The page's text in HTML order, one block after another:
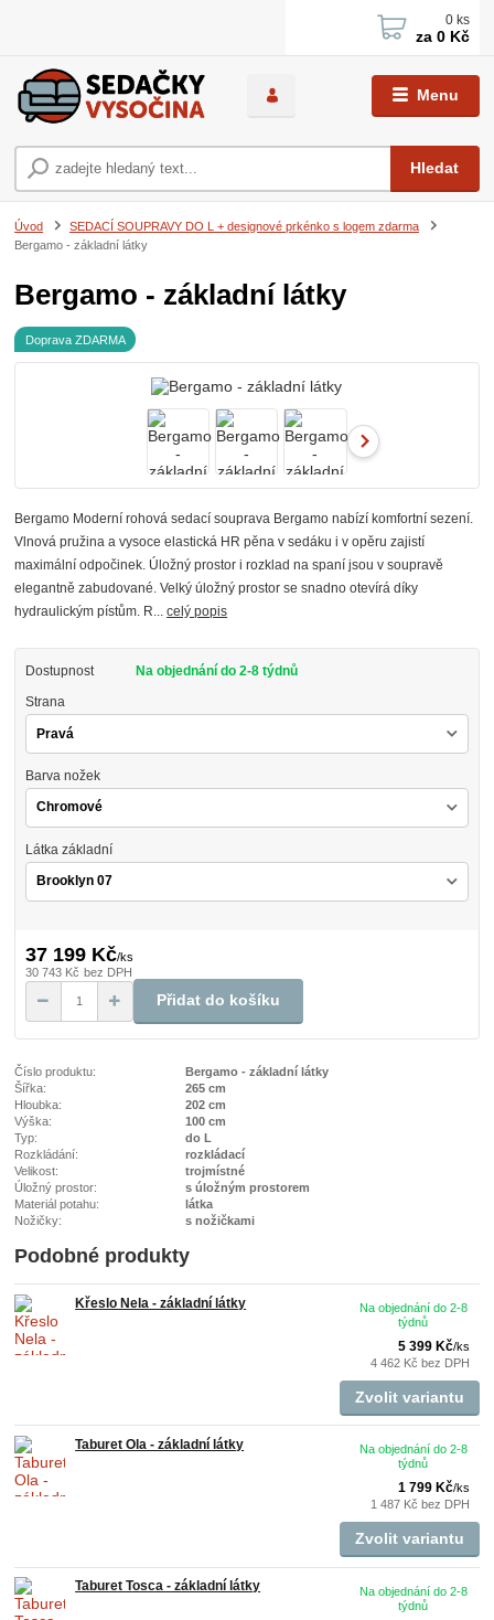
Menu
Hledat
0 ks
za 0 Kč
Úvod
SEDACÍ SOUPRAVY DO L + designové prkénko s logem zdarma
Bergamo - základní látky
Bergamo - základní látky
Doprava ZDARMA
Bergamo Moderní rohová sedací souprava Bergamo nabízí komfortní sezení.
Vlnová pružina a vysoce elastická HR pěna v sedáku i v opěru zajistí
maximální odpočinek. Úložný prostor i rozklad na spaní jsou v soupravě
elegantně zabudované. Velký úložný prostor se snadno otevírá díky
hydraulickým pístům. R...celý popis
Dostupnost Na objednání do 2-8 týdnů
Strana
Barva nožek
Látka základní
37 199 Kč/ks
30 743 Kč bez DPH
Přidat do košíku
Číslo produktu:
Bergamo - základní látky
Šířka:
265 cm
Hloubka:
202 cm
Výška:
100 cm
Typ:
do L
Rozkládání:
rozkládací
Velikost:
trojmístné
Úložný prostor:
s úložným prostorem
Materiál potahu:
látka
Nožičky:
s nožičkami
Podobné produkty
Křeslo Nela - základní látky
5 399 Kč/ks
4 462 Kčbez DPH
Na objednání do 2-8
týdnů
Zvolit variantu
Taburet Ola - základní látky
1 799 Kč/ks
1 487 Kč bez DPH
Na objednání do 2-8
týdnů
Zvolit variantu
Taburet Tosca - základní látky
Na objednání do 2-8
týdnů